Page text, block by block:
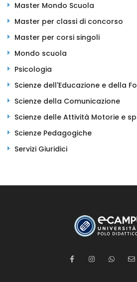
Master Mondo Scuola
Master per classi di concorso
Master per corsi singoli
Mondo scuola
Psicologia
Scienze dell'Educazione e della
Scienze della Comunicazione
Scienze delle Attività Motorie e
Scienze Pedagogiche
Servizi Giuridici